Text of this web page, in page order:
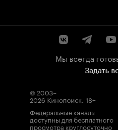
Мы всегда
Задать
© 2003–
2026 Кинопоиск. 18+
Федеральные каналы
доступны для бесплатного
просмотра круглосуточно